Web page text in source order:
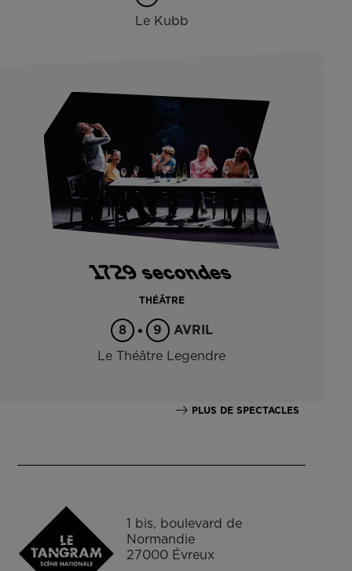
Le Kubb
1729 secondes
THÉÂTRE
8 9
AVRIL
Le Théâtre Legendre
PLUS DE SPECTACLES
1 bis, boulevard de
Normandie
27000 Évreux